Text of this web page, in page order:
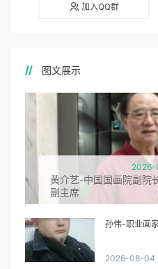
加入QQ群
图文展示
黄介艺-中国国画院副院
副主席
孙伟-职业画
2026-08-04